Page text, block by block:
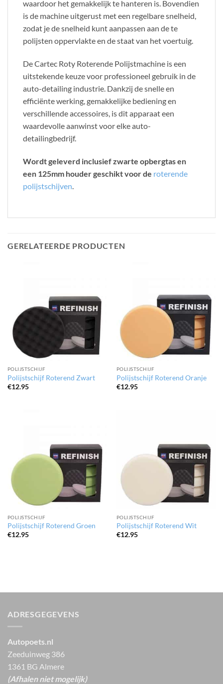
waardoor het gemakkelijk te hanteren is. Bovendien
is de machine uitgerust met een regelbare snelheid,
zodat je de snelheid kunt aanpassen aan de te
polijsten oppervlakte en de staat van het voertuig.
De Cartec Roty Roterende Polijstmachine is een
uitstekende keuze voor professioneel gebruik in de
auto-detailing industrie. Dankzij de snelle en
efficiënte werking, gemakkelijke bediening en
verschillende accessoires, is dit apparaat een
waardevolle aanwinst voor elke auto-
detailingbedrijf.
Wordt geleverd inclusief zwarte opbergtas en
een 125mm houder geschikt voor de roterende
polijstschijven
GERELATEERDE PRODUCTEN
POLIJSTSCHIJF
Polijstschijf Roterend Zwart
€12.95
POLIJSTSCHIJF
Polijstschijf Roterend Oranje
€12.95
POLIJSTSCHIJF
Polijstschijf Roterend Groen
€12.95
POLIJSTSCHIJF
Polijstschijf Roterend Wit
€12.95
ADRESGEGEVENS
Autopoets.nl
Zeeduinweg 386
1361 BG Almere
(Afhalen niet mogelijk)